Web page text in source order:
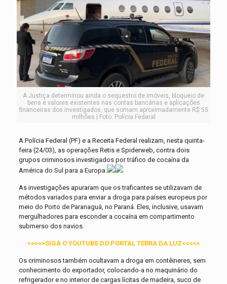
A Justiça determinou ainda o sequestro de imóveis, bloqueio de
bens e valores existentes nas contas bancárias e aplicações
financeiras dos investigados, que somam aproximadamente R$ 55
milhões | Foto: Polícia Federal
A Polícia Federal (PF) e a Receita Federal realizam, nesta quinta-
feira (24/03), as operações Retis e Spiderweb, contra dois
grupos criminosos investigados por tráfico de cocaína da
América do Sul para a Europa.
As investigações apuraram que os traficantes se utilizavam de
métodos variados para enviar a droga para países europeus por
meio do Porto de Paranaguá, no Paraná. Eles, inclusive, usavam
mergulhadores para esconder a cocaína em compartimento
submerso dos navios.
>>>>>SIGA O YOUTUBE DO PORTAL TERRA DA LUZ<<<<<
Os criminosos também ocultavam a droga em contêineres, sem
conhecimento do exportador, colocando-a no maquinário do
refrigerador e no interior de cargas lícitas de madeira, suco de